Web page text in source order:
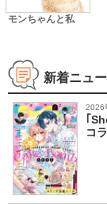
モンちゃんと私
新着ニュ
2026
｢
コ